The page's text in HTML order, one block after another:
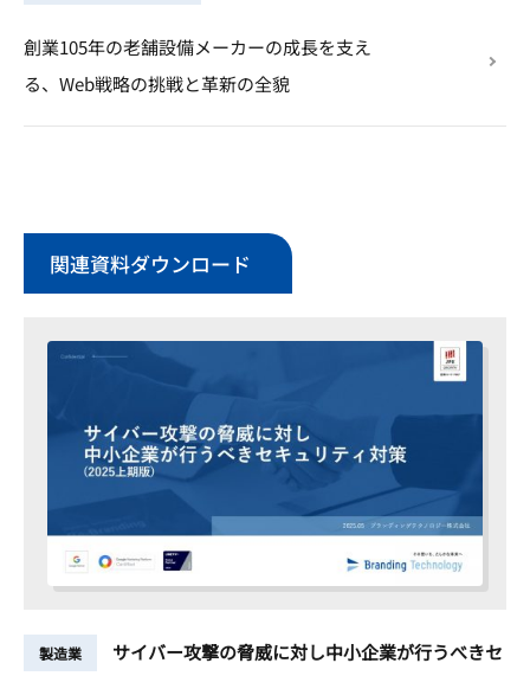
創業105年の老舗設備メーカーの成長を支え
る、Web戦略の挑戦と革新の全貌
関連資料ダウンロード
製造業
サイバー攻撃の脅威に対し中小企業が行うべきセ